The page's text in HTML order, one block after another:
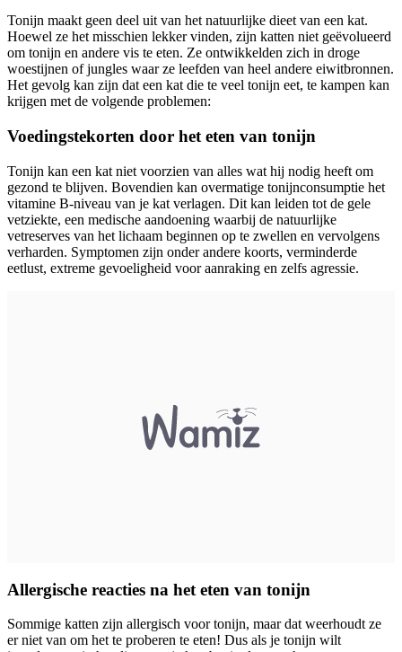
Tonijn maakt geen deel uit van het natuurlijke dieet van een kat.
Hoewel ze het misschien lekker vinden, zijn katten niet geëvolueerd
om tonijn en andere vis te eten. Ze ontwikkelden zich in droge
woestijnen of jungles waar ze leefden van heel andere eiwitbronnen.
Het gevolg kan zijn dat een kat die te veel tonijn eet, te kampen kan
krijgen met de volgende problemen:
Voedingstekorten door het eten van tonijn
Tonijn kan een kat niet voorzien van alles wat hij nodig heeft om
gezond te blijven. Bovendien kan overmatige tonijnconsumptie het
vitamine B-niveau van je kat verlagen. Dit kan leiden tot de gele
vetziekte, een medische aandoening waarbij de natuurlijke
vetreserves van het lichaam beginnen op te zwellen en vervolgens
verharden. Symptomen zijn onder andere koorts, verminderde
eetlust, extreme gevoeligheid voor aanraking en zelfs agressie.
Allergische reacties na het eten van tonijn
Sommige katten zijn allergisch voor tonijn, maar dat weerhoudt ze
er niet van om het te proberen te eten! Dus als je tonijn wilt